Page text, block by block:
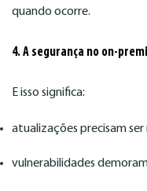
quando ocorre.
4. A segurança no on-
E isso significa:
atualizações precisam ser
vulnerabilidades